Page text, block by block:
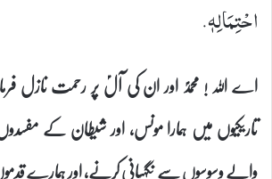
احْتِمَالِهٖ.
اے اللہ ! محمدؐ اور ان کی آلؑ پر رحمت نازل
تاریکیوں میں ہمارا مونس، اور شیطان کے